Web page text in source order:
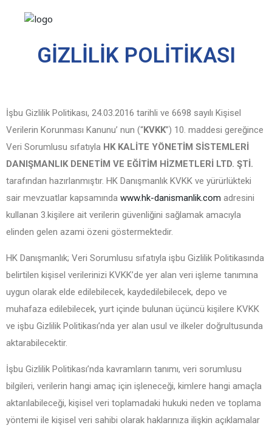
GİZLİLİK POLİTİKASI
İşbu Gizlilik Politikası, 24.03.2016 tarihli ve 6698 sayılı Kişisel
Verilerin Korunması Kanunu’ nun (“KVKK”) 10. maddesi gereğince
Veri Sorumlusu sıfatıyla HK KALİTE YÖNETİM SİSTEMLERİ
DANIŞMANLIK DENETİM VE EĞİTİM HİZMETLERİ LTD. ŞTİ.
tarafından hazırlanmıştır. HK Danışmanlık KVKK ve yürürlükteki
sair mevzuatlar kapsamında www.hk-danismanlik.com adresini
kullanan 3.kişilere ait verilerin güvenliğini sağlamak amacıyla
elinden gelen azami özeni göstermektedir.
HK Danışmanlık; Veri Sorumlusu sıfatıyla işbu Gizlilik Politikasında
belirtilen kişisel verilerinizi KVKK’de yer alan veri işleme tanımına
uygun olarak elde edilebilecek, kaydedilebilecek, depo ve
muhafaza edilebilecek, yurt içinde bulunan üçüncü kişilere KVKK
ve işbu Gizlilik Politikası’nda yer alan usul ve ilkeler doğrultusunda
aktarabilecektir.
İşbu Gizlilik Politikası’nda kavramların tanımı, veri sorumlusu
bilgileri, verilerin hangi amaç için işleneceği, kimlere hangi amaçla
aktarılabileceği, kişisel veri toplamadaki hukuki neden ve toplama
yöntemi ile kişisel veri sahibi olarak haklarınıza ilişkin açıklamalar